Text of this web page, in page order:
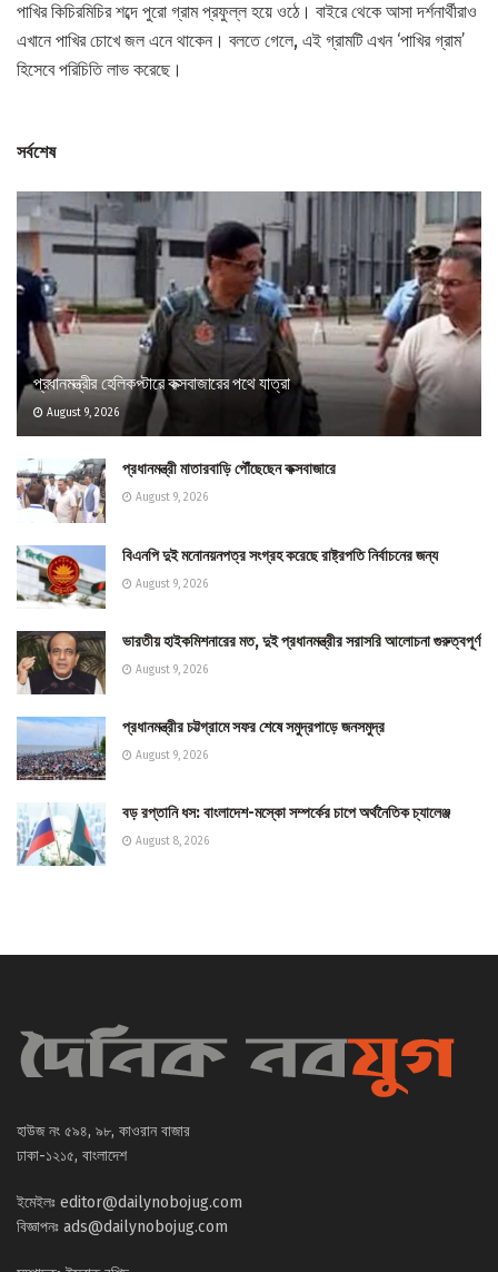
পাখির কিচিরমিচির শব্দে পুরো গ্রাম প্রফুল্ল হয়ে ওঠে। বাইরে থেকে আসা দর্শনার্থীরাও
এখানে পাখির চোখে জল এনে থাকেন। বলতে গেলে, এই গ্রামটি এখন ‘পাখির গ্রাম’
হিসেবে পরিচিতি লাভ করেছে।
সর্বশেষ
প্রধানমন্ত্রীর হেলিকপ্টারে কক্সবাজারের পথে যাত্রা
August 9, 2026
প্রধানমন্ত্রী মাতারবাড়ি পৌঁছেছেন কক্সবাজারে
August 9, 2026
বিএনপি দুই মনোনয়নপত্র সংগ্রহ করেছে রাষ্ট্রপতি নির্বাচনের জন্য
August 9, 2026
ভারতীয় হাইকমিশনারের মত, দুই প্রধানমন্ত্রীর সরাসরি আলোচনা গুরুত্বপূর্ণ
August 9, 2026
প্রধানমন্ত্রীর চট্টগ্রামে সফর শেষে সমুদ্রপাড়ে জনসমুদ্র
August 9, 2026
বড় রপ্তানি ধস: বাংলাদেশ-মস্কো সম্পর্কের চাপে অর্থনৈতিক চ্যালেঞ্জ
August 8, 2026
হাউজ নং ৫৯৪, ৯৮, কাওরান বাজার
ঢাকা-১২১৫, বাংলাদেশ
ইমেইলঃ editor@dailynobojug.com
বিজ্ঞাপনঃ ads@dailynobojug.com